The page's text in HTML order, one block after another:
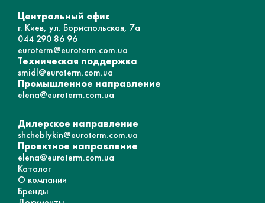
Центральный офис
г. Киев, ул. Бориспольская, 7а
044 290 86 96
euroterm@euroterm.com.ua
Техническая поддержка
smidl@euroterm.com.ua
Промышленное направление
elena@euroterm.com.ua
Дилерское направление
shcheblykin@euroterm.com.ua
Проектное направление
elena@euroterm.com.ua
Каталог
О компании
Бренды